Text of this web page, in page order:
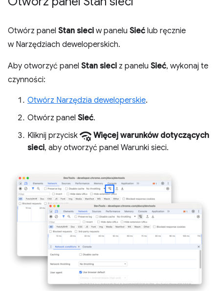
Otwórz panel Stan sieci w panelu Sieć lub ręcznie
w Narzędziach deweloperskich.
Aby otworzyć panel Stan sieci z panelu Sieć, wykonaj te
czynności:
Otwórz Narzędzia deweloperskie.
Otwórz panel Sieć.
Kliknij przycisknetwork_manage Więcej warunków dotyczących
sieci, aby otworzyć panel Warunki sieci.